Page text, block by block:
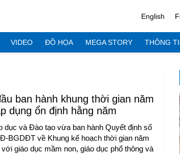
English
VIDEO ĐỒ HỌA MEGA STORY THÔNG
ban hành khung thời gian năm
dụng ổn định hằng năm
dục và Đào tạo vừa ban hành Quyết định số
BGDĐT về Khung kế hoạch thời gian năm
với giáo dục mầm non, giáo dục phổ thông và